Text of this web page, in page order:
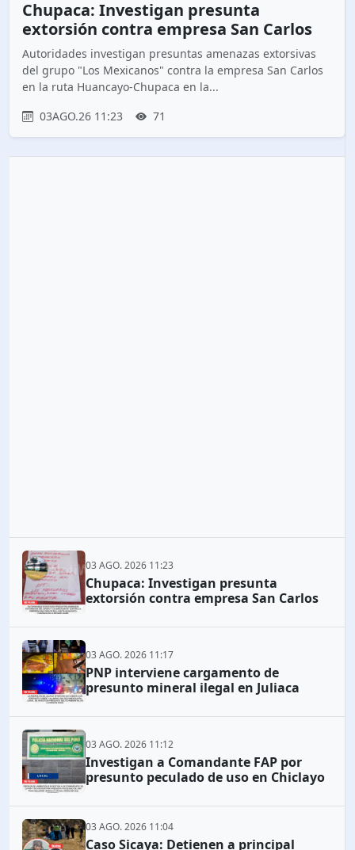
Chupaca: Investigan presunta
extorsión contra empresa San Carlos
Autoridades investigan presuntas amenazas extorsivas
del grupo "Los Mexicanos" contra la empresa San Carlos
en la ruta Huancayo-Chupaca en la...
03AGO.26 11:23
71
03 AGO. 2026 11:23
Chupaca: Investigan presunta
extorsión contra empresa San Carlos
03 AGO. 2026 11:17
PNP interviene cargamento de
presunto mineral ilegal en Juliaca
03 AGO. 2026 11:12
Investigan a Comandante FAP por
presunto peculado de uso en Chiclayo
03 AGO. 2026 11:04
Caso Sicaya: Detienen a principal